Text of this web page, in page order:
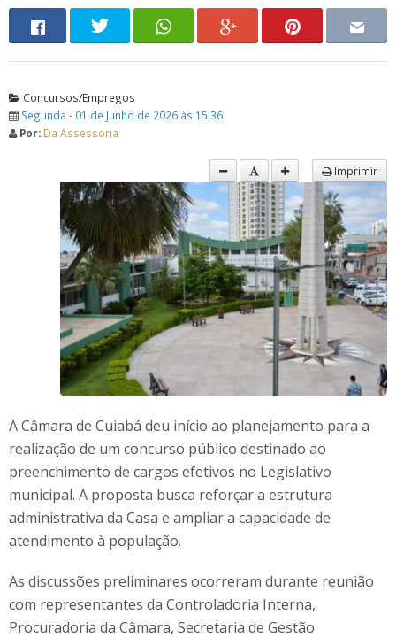
Concursos/Empregos
Segunda - 01 de Junho de 2026 às 15:36
Por: Da Assessoria
Imprimir
A Câmara de Cuiabá deu início ao planejamento para a
realização de um concurso público destinado ao
preenchimento de cargos efetivos no Legislativo
municipal. A proposta busca reforçar a estrutura
administrativa da Casa e ampliar a capacidade de
atendimento à população.
As discussões preliminares ocorreram durante reunião
com representantes da Controladoria Interna,
Procuradoria da Câmara, Secretaria de Gestão